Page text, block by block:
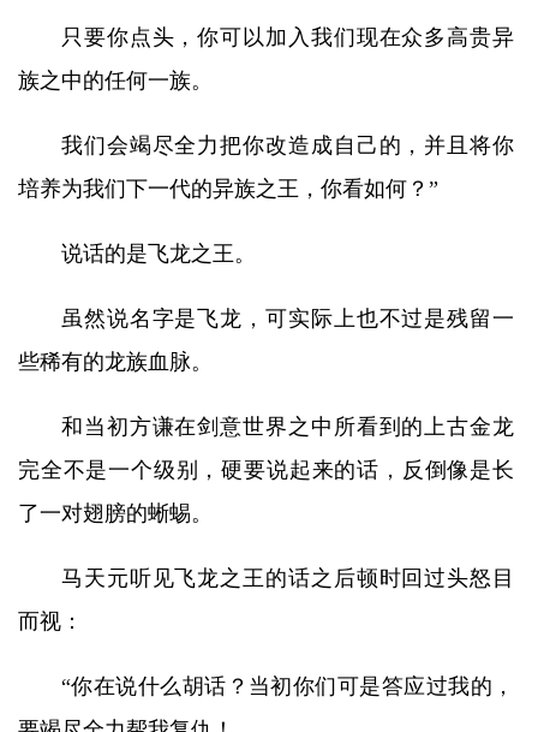
只要你点头，你可以加入我们现在众多高贵异
族之中的任何一族。
我们会竭尽全力把你改造成自己的，并且将你
培养为我们下一代的异族之王，你看如何？”
说话的是飞龙之王。
虽然说名字是飞龙，可实际上也不过是残留一
些稀有的龙族血脉。
和当初方谦在剑意世界之中所看到的上古金龙
完全不是一个级别，硬要说起来的话，反倒像是长
了一对翅膀的蜥蜴。
马天元听见飞龙之王的话之后顿时回过头怒目
而视：
“你在说什么胡话？当初你们可是答应过我的，